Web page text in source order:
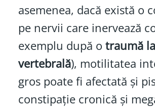
asemenea, dacă există o
pe nervii care inervează
exemplu după o traumă
vertebrală), motilitatea
gros poate fi afectată și
constipație cronică și